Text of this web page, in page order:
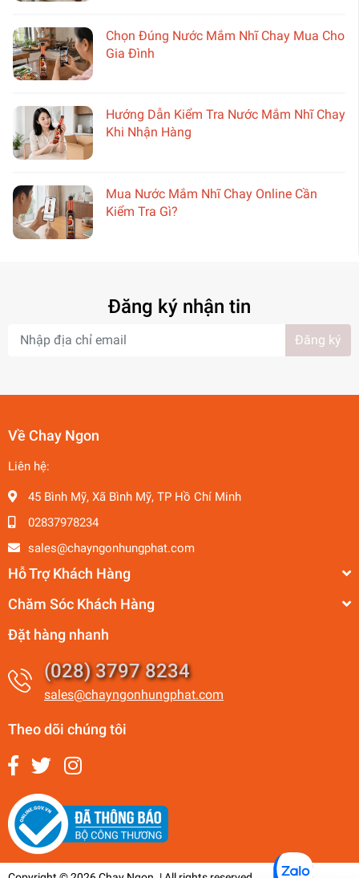
Chọn Đúng Nước Mắm Nhĩ Chay Mua Cho
Gia Đình
Hướng Dẫn Kiểm Tra Nước Mắm Nhĩ Chay
Khi Nhận Hàng
Mua Nước Mắm Nhĩ Chay Online Cần
Kiểm Tra Gì?
Đăng ký nhận tin
Đăng ký
Về Chay Ngon
Liên hệ:
45 Bình Mỹ, Xã Bình Mỹ, TP Hồ Chí Minh
02837978234
sales@chayngonhungphat.com
Hỗ Trợ Khách Hàng
Chăm Sóc Khách Hàng
Đặt hàng nhanh
(028) 3797 8234
sales@chayngonhungphat.com
Theo dõi chúng tôi